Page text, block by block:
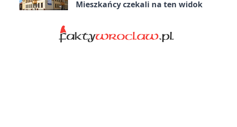
Mieszkańcy czekali na ten widok